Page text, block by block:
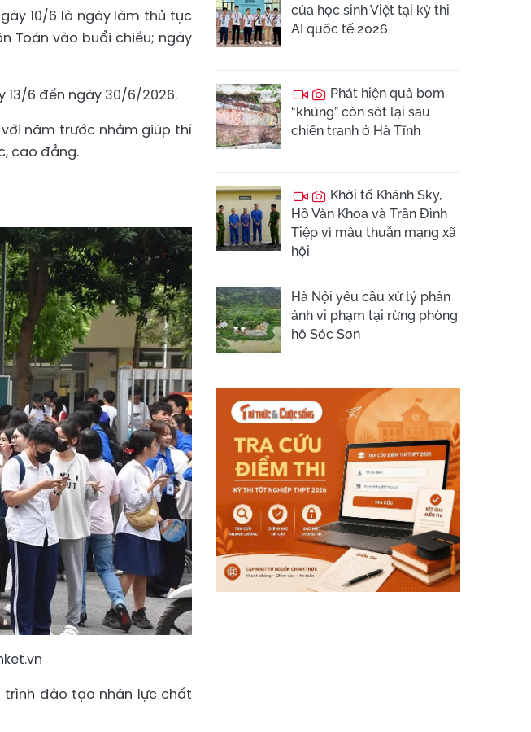
10/6 là ngày làm thủ tục
Toán vào buổi chiều; ngày
6 đến ngày 30/6/2026.
với năm trước nhằm giúp thí
cao đẳng.
trình đào tạo nhân lực chất
của học sinh Việt tại kỳ thi
AI quốc tế 2026
Phát hiện quả bom
“khủng” còn sót lại sau
chiến tranh ở Hà Tĩnh
Khởi tố Khánh Sky,
Hồ Văn Khoa và Trần Đình
Tiệp vì mâu thuẫn mạng xã
hội
Hà Nội yêu cầu xử lý phản
ánh vi phạm tại rừng phòng
hộ Sóc Sơn